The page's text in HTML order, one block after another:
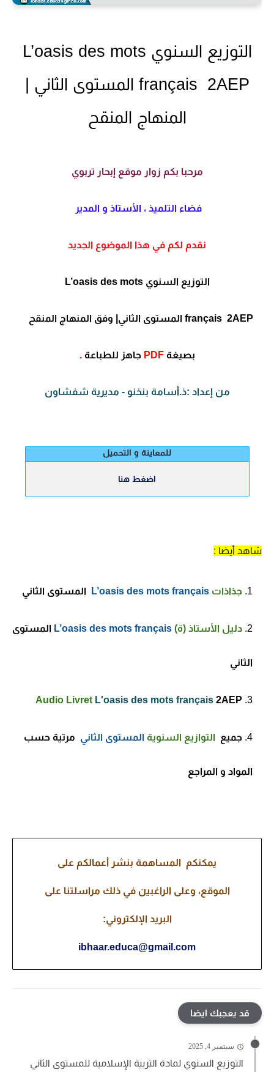
التوزيع السنوي L’oasis des mots
français 2AEP المستوى الثاني |
المنهاج المنقح
مرحبا بكم زوار موقع إبحار تربوي
فضاء التلميذ ، الأستاذ و المدير
نقدم لكم في هذا الموضوع الجديد
التوزيع السنوي L’oasis des mots
français 2AEP المستوى الثاني| وفق المنهاج المنقح
بصيغةPDF جاهز للطباعة.
من إعداد :ذ.أسامة بنخنو - مديرية شفشاون
للمعاينة و التحميل
اضغط هنا
شاهد أيضا :
جذاذات L’oasis des mots français المستوى الثاني
دليل الأستاذ (ة) L’oasis des mots français المستوى
الثاني
Audio Livret L'oasis des mots français 2AEP
جميع التوازيع السنوية المستوى الثاني مرتية حسب
المواد و المراجع
يمكنكم المساهمة بنشر أعمالكم على
الموقع، وعلى الراغبين في ذلك مراسلتنا على
البريد الإلكتروني:
ibhaar.educa@gmail.com
قد يعجبك ايضا
سبتمبر 4, 2025
التوزيع السنوي لمادة التربية الإسلامية للمستوى الثاني